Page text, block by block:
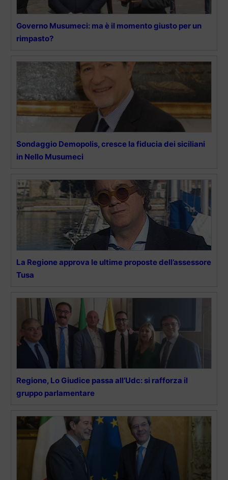
Governo Musumeci: ma è il momento giusto per un
rimpasto?
Sondaggio Demopolis, cresce la fiducia dei siciliani
in Nello Musumeci
La Regione approva le ultime proposte dell’assessore
Tusa
Regione, Lo Giudice passa all’Udc: si rafforza il
gruppo parlamentare